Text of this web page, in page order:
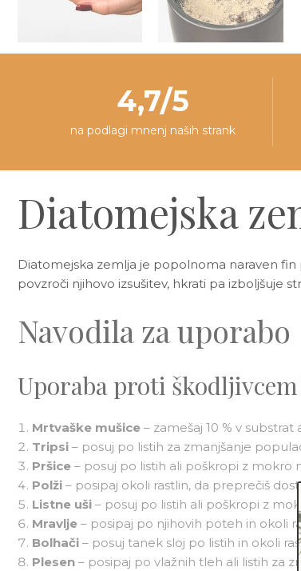
4,7/5
na podlagi mnenj naših strank
Diatomejska
Diatomejska zemlja je popolnoma naraven fin
povzroči njihovo izsušitev, hkrati pa izboljšuje
Navodila za uporabo
Uporaba proti
Mrtvaške mušice – zamešaj 10 % v
Tripsi – posuj po listih za zmanjšanje
Pršice – posuj po listih ali poškropi z mokro
Polži – posipaj okoli rastlin, da preprečiš
Listne uši – posuj po listih ali poškropi z
Mravlje – posipaj po njihovih poteh in okoli
Bolhači – posuj tanek sloj po listih in okoli
Plesen – posipaj po vlažnih tleh ali listih za